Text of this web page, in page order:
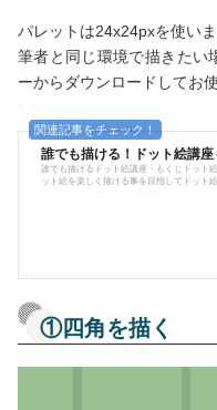
パレットは24x24pxを使いま
筆者と同じ環境で描きたい
ーからダウンロードしてお
誰でも描ける！ドット絵講座
誰でも描けるドット絵講座・もくじドット
ット絵を楽しく描ける事を目指してドット
①四角を描く